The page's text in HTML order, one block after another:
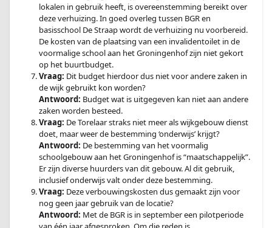
lokalen in gebruik heeft, is overeenstemming bereikt over
deze verhuizing. In goed overleg tussen BGR en
basisschool De Straap wordt de verhuizing nu voorbereid.
De kosten van de plaatsing van een invalidentoilet in de
voormalige school aan het Groningenhof zijn niet gekort
op het buurtbudget.
Vraag: Dit budget hierdoor dus niet voor andere zaken in
de wijk gebruikt kon worden?
Antwoord: Budget wat is uitgegeven kan niet aan andere
zaken worden besteed.
Vraag: De Torelaar straks niet meer als wijkgebouw dienst
doet, maar weer de bestemming ‘onderwijs’ krijgt?
Antwoord: De bestemming van het voormalig
schoolgebouw aan het Groningenhof is “maatschappelijk”.
Er zijn diverse huurders van dit gebouw. Al dit gebruik,
inclusief onderwijs valt onder deze bestemming.
Vraag: Deze verbouwingskosten dus gemaakt zijn voor
nog geen jaar gebruik van de locatie?
Antwoord: Met de BGR is in september een pilotperiode